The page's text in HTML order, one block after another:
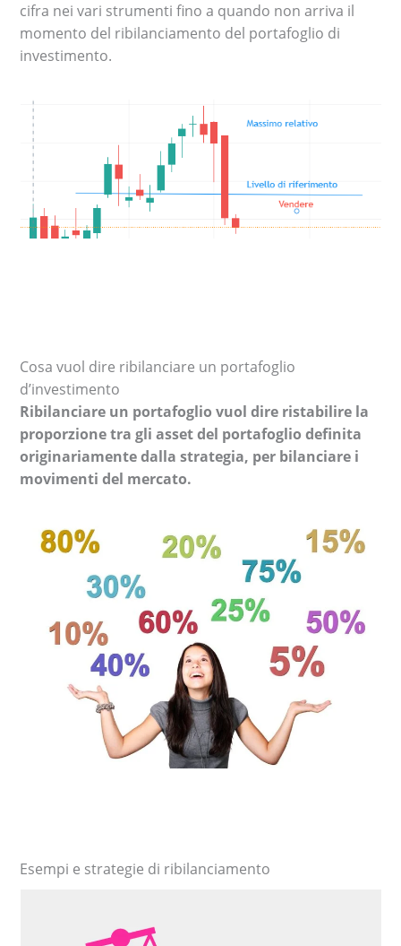
cifra nei vari strumenti fino a quando non arriva il
momento del ribilanciamento del portafoglio di
investimento.
Cosa vuol dire ribilanciare un portafoglio
d’investimento
Ribilanciare un portafoglio vuol dire ristabilire la
proporzione tra gli asset del portafoglio definita
originariamente dalla strategia, per bilanciare i
movimenti del mercato.
Esempi e strategie di ribilanciamento